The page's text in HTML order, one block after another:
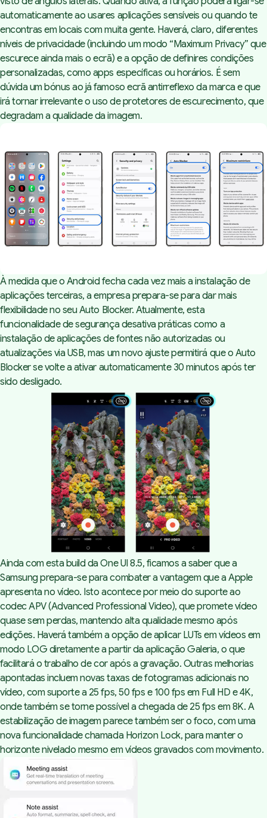
automaticamente ao usares aplicações sensíveis ou quando te
encontras em locais com muita gente. Haverá, claro, diferentes
níveis de privacidade (incluindo um modo “Maximum Privacy” que
escurece ainda mais o ecrã) e a opção de definires condições
personalizadas, como apps específicas ou horários. É sem
dúvida um bónus ao já famoso ecrã antirreflexo da marca e que
irá tornar irrelevante o uso de protetores de escurecimento, que
degradam a qualidade da imagem.
À medida que o Android fecha cada vez mais a instalação de
aplicações terceiras, a empresa prepara-se para dar mais
flexibilidade no seu Auto Blocker. Atualmente, esta
funcionalidade de segurança desativa práticas como a
instalação de aplicações de fontes não autorizadas ou
atualizações via USB, mas um novo ajuste permitirá que o Auto
Blocker se volte a ativar automaticamente 30 minutos após ter
sido desligado.
Ainda com esta build da One UI 8.5, ficamos a saber que a
Samsung prepara-se para combater a vantagem que a Apple
apresenta no vídeo. Isto acontece por meio do suporte ao
codec APV (Advanced Professional Video), que promete vídeo
quase sem perdas, mantendo alta qualidade mesmo após
edições. Haverá também a opção de aplicar LUTs em vídeos em
modo LOG diretamente a partir da aplicação Galeria, o que
facilitará o trabalho de cor após a gravação. Outras melhorias
apontadas incluem novas taxas de fotogramas adicionais no
vídeo, com suporte a 25 fps, 50 fps e 100 fps em Full HD e 4K,
onde também se torne possível a chegada de 25 fps em 8K. A
estabilização de imagem parece também ser o foco, com uma
nova funcionalidade chamada Horizon Lock, para manter o
horizonte nivelado mesmo em vídeos gravados com movimento.